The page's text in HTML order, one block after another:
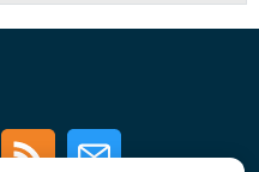
InstagramRSS Newsletter